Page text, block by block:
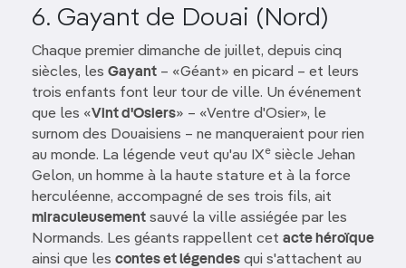
6. Gayant de Douai (Nord)
Chaque premier dimanche de juillet, depuis cinq
siècles, les Gayant – «Géant» en picard – et leurs
trois enfants font leur tour de ville. Un événement
que les «Vint d'Osiers» – «Ventre d'Osier», le
surnom des Douaisiens – ne manqueraient pour rien
au monde. La légende veut qu'au IXe siècle Jehan
Gelon, un homme à la haute stature et à la force
herculéenne, accompagné de ses trois fils, ait
miraculeusement sauvé la ville assiégée par les
Normands. Les géants rappellent cet acte héroïque
ainsi que les contes et légendes qui s'attachent au